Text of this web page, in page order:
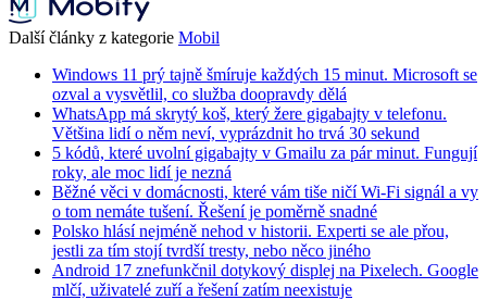
Další články z kategorie Mobil
Windows 11 prý tajně šmíruje každých 15 minut. Microsoft se
ozval a vysvětlil, co služba doopravdy dělá
WhatsApp má skrytý koš, který žere gigabajty v telefonu.
Většina lidí o něm neví, vyprázdnit ho trvá 30 sekund
5 kódů, které uvolní gigabajty v Gmailu za pár minut. Fungují
roky, ale moc lidí je nezná
Běžné věci v domácnosti, které vám tiše ničí Wi-Fi signál a vy
o tom nemáte tušení. Řešení je poměrně snadné
Polsko hlásí nejméně nehod v historii. Experti se ale přou,
jestli za tím stojí tvrdší tresty, nebo něco jiného
Android 17 znefunkčnil dotykový displej na Pixelech. Google
mlčí, uživatelé zuří a řešení zatím neexistuje